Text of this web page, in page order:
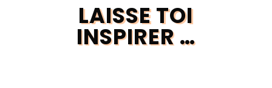
LAISSE TOI
INSPIRER …